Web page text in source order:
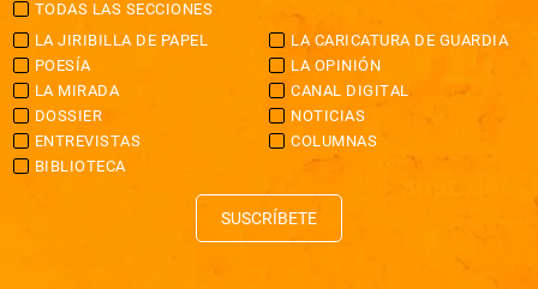
TODAS LAS SECCIONES
LA JIRIBILLA DE PAPEL
LA CARICATURA DE GUARDIA
POESÍA
LA OPINIÓN
LA MIRADA
CANAL DIGITAL
DOSSIER
NOTICIAS
ENTREVISTAS
COLUMNAS
BIBLIOTECA
SUSCRÍBETE